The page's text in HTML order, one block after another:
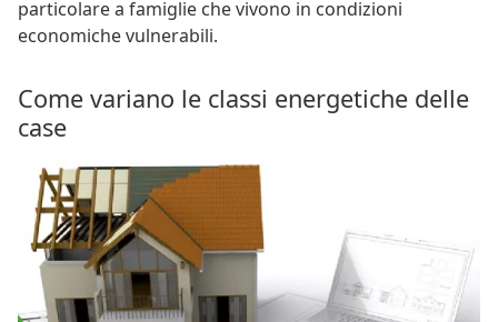
particolare a famiglie che vivono in condizioni
economiche vulnerabili.
Come variano le classi energetiche delle
case